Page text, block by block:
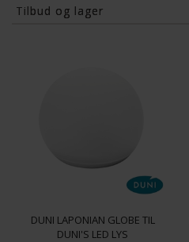
Tilbud og lager
DUNI LAPONIAN GLOBE TIL
DUNI'S LED LYS